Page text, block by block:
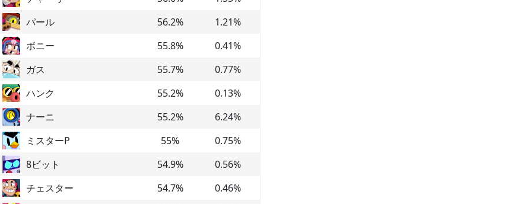
パール 56.2% 1.21%
ボニー 55.8% 0.41%
ガス 55.7% 0.77%
ハンク 55.2% 0.13%
ナーニ 55.2% 6.24%
ミスターP 55% 0.75%
8ビット 54.9% 0.56%
チェスター 54.7% 0.46%